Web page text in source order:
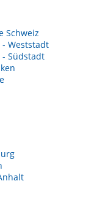
Schweiz
Weststadt
Südstadt